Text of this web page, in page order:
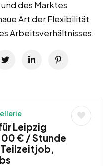
des Marktes
Art der Flexibilität
Arbeitsverhältnisses.
Leipzig
€ / Stunde